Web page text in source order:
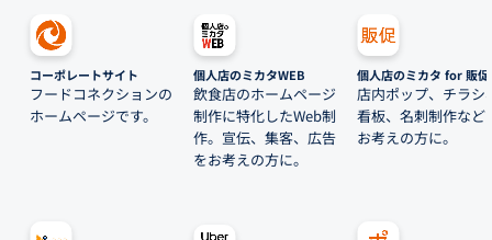
コーポレートサイト
フードコネクションの
ホームページです。
個人店のミカタWEB
飲食店のホームページ
制作に特化したWeb制
作。宣伝、集客、広告
をお考えの方に。
個人店のミカタ for 販促
店内ポップ、チラシ
看板、名刺制作など
お考えの方に。